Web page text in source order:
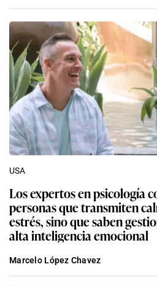
USA
Los expertos en psicología
personas que transmiten
estrés, sino que saben
alta inteligencia emocional
Marcelo López Chavez